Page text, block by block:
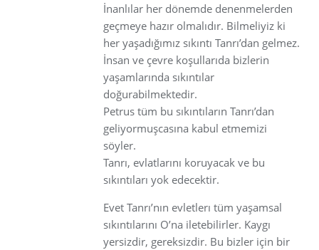
İnanlılar her dönemde denenmelerden
geçmeye hazır olmalıdır. Bilmeliyiz ki
her yaşadığımız sıkıntı Tanrı’dan gelmez.
İnsan ve çevre koşullarıda bizlerin
yaşamlarında sıkıntılar
doğurabilmektedir.
Petrus tüm bu sıkıntıların Tanrı’dan
geliyormuşcasına kabul etmemizi
söyler.
Tanrı, evlatlarını koruyacak ve bu
sıkıntıları yok edecektir.
Evet Tanrı’nın evletlerı tüm yaşamsal
sıkıntılarını O’na iletebilirler. Kaygı
yersizdir, gereksizdir. Bu bizler için bir